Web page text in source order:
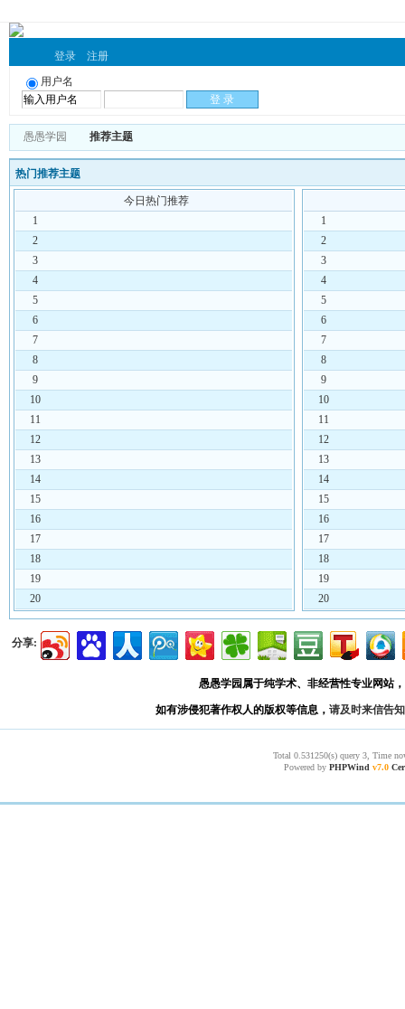
登录 注册
用户名
愚愚学园 推荐主题
热门推荐主题
今日热门推荐
1
2
3
4
5
6
7
8
9
10
11
12
13
14
15
16
17
18
19
20
1
2
3
4
5
6
7
8
9
10
11
12
13
14
15
16
17
18
19
20
分享:
愚愚学园属于纯学术、非经营性专业网站
如有涉侵犯著作权人的版权等信息， 请及时来信告知
Total 0.531250(s) query 3, Time
Powered by PHPWind v7.0